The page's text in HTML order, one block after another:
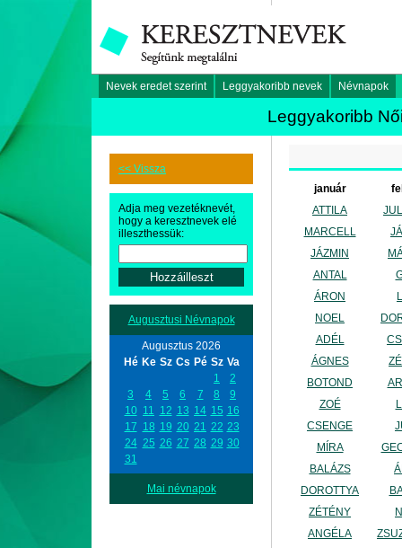
Nevek eredet szerint Leggyakoribb nevek Névnapok
Leggyakoribb
<< Vissza
Adja meg vezetéknevét,
hogy a keresztnevek elé
illeszthessük:
Augusztusi Névnapok
Augusztus 2026
Hé Ke Sz Cs Pé Sz Va
1
2
3
4 5 6 7 8
9
10 11 12 13 14 15 16
17 18 19 20 21 22 23
24 25 26 27 28 29 30
31
Mai névnapok
január
ATTILA
MARCELL
JÁZMIN
ANTAL
ÁRON
NOEL
ADÉL
ÁGNES
BOTOND
ZOÉ
CSENGE
MÍRA
BALÁZS
DOROTTYA
ZÉTÉNY
ANGÉLA